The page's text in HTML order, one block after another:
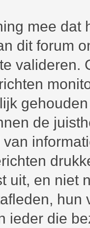
mee dat
dit forum
valideren.
de
uit, en niet
hun
ieder die